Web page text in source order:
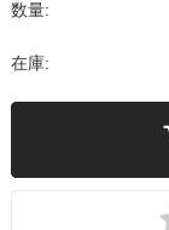
数量:
在庫: